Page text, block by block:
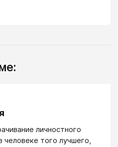
личностного
человеке того лучшего,